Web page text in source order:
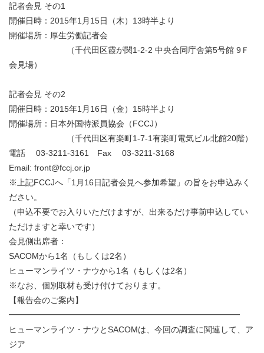
記者会見 その1
開催日時：2015年1月15日（木）13時半より
開催場所：厚生労働記者会
（千代田区霞が関1-2-2 中央合同庁舎第5号館 9Ｆ
会見場）
記者会見 その2
開催日時：2015年1月16日（金）15時半より
開催場所：日本外国特派員協会（FCCJ）
（千代田区有楽町1-7-1有楽町電気ビル北館20階）
電話 03-3211-3161 Fax 03-3211-3168
Email: front@fccj.or.jp
※上記FCCJへ「1月16日記者会見へ参加希望」の旨をお申込みく
ださい。
（申込不要でお入りいただけますが、出来るだけ事前申込してい
ただけますと幸いです）
会見側出席者：
SACOMから1名（もしくは2名）
ヒューマンライツ・ナウから1名（もしくは2名）
※なお、個別取材も受け付けております。
【報告会のご案内】
━━━━━━━━━━━━━━━━━━━━━━━━━━━━
ヒューマンライツ・ナウとSACOMは、今回の調査に関連して、ア
ジア